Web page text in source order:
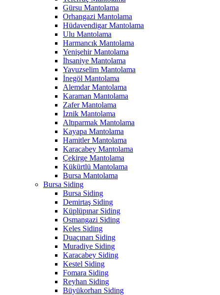
Gürsu Mantolama
Orhangazi Mantolama
Hüdavendigar Mantolama
Ulu Mantolama
Harmancık Mantolama
Yenişehir Mantolama
İhsaniye Mantolama
Yavuzselim Mantolama
İnegöl Mantolama
Alemdar Mantolama
Karaman Mantolama
Zafer Mantolama
İznik Mantolama
Altıparmak Mantolama
Kayapa Mantolama
Hamitler Mantolama
Karacabey Mantolama
Çekirge Mantolama
Kükürtlü Mantolama
Bursa Mantolama
Bursa Siding
Bursa Siding
Demirtaş Siding
Küplüpınar Siding
Osmangazi Siding
Keles Siding
Duaçınarı Siding
Muradiye Siding
Karacabey Siding
Kestel Siding
Fomara Siding
Reyhan Siding
Büyükorhan Siding